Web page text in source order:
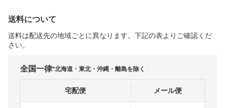
送料について
送料は配送先の地域ごとに異なります。下記の表よりご確認くだ
さい。
全国一律*北海道・東北・沖縄・離島を除く
宅配便 メール便